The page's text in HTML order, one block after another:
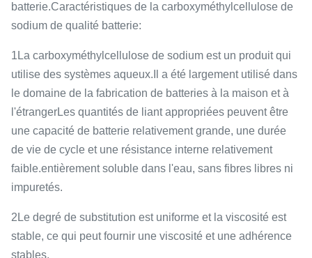
batterie.Caractéristiques de la carboxyméthylcellulose de
sodium de qualité batterie:
1La carboxyméthylcellulose de sodium est un produit qui
utilise des systèmes aqueux.Il a été largement utilisé dans
le domaine de la fabrication de batteries à la maison et à
l'étrangerLes quantités de liant appropriées peuvent être
une capacité de batterie relativement grande, une durée
de vie de cycle et une résistance interne relativement
faible.entièrement soluble dans l'eau, sans fibres libres ni
impuretés.
2Le degré de substitution est uniforme et la viscosité est
stable, ce qui peut fournir une viscosité et une adhérence
stables.